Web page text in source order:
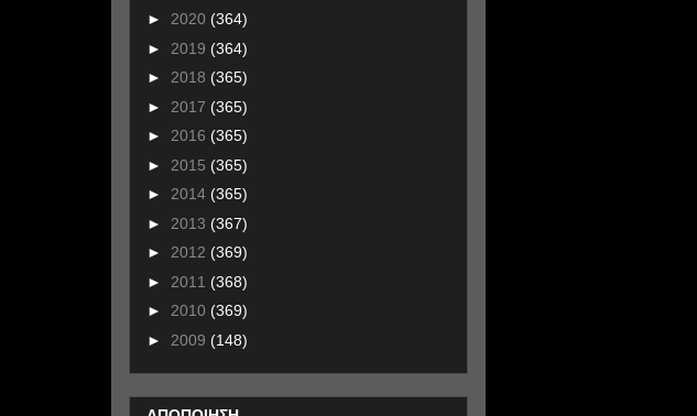
► 2020 (364)
► 2019 (364)
► 2018 (365)
► 2017 (365)
► 2016 (365)
► 2015 (365)
► 2014 (365)
► 2013 (367)
► 2012 (369)
► 2011 (368)
► 2010 (369)
► 2009 (148)